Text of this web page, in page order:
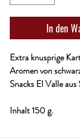
In den
Extra knusprige
Aromen von
Snacks El Valle
Inhalt 150 g.